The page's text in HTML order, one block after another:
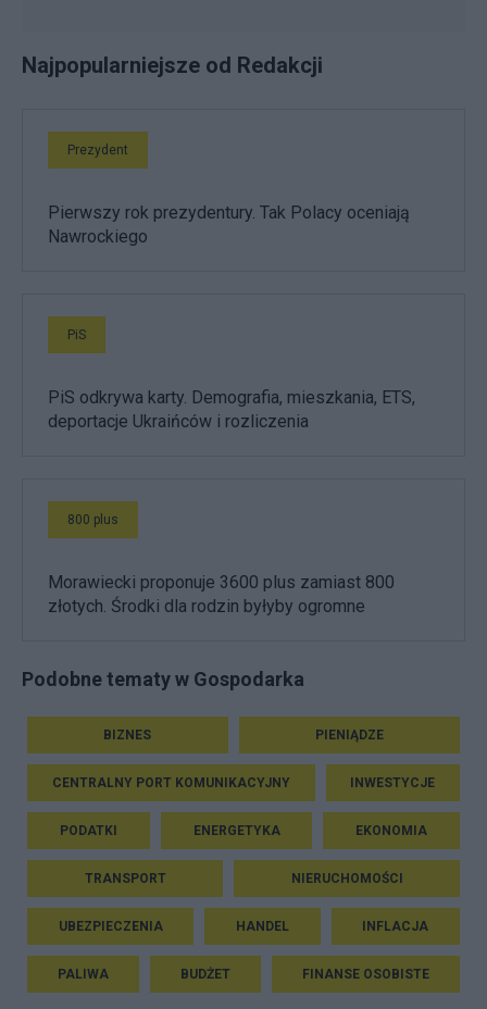
Najpopularniejsze od Redakcji
Prezydent
Pierwszy rok prezydentury. Tak Polacy oceniają
Nawrockiego
PiS
PiS odkrywa karty. Demografia, mieszkania, ETS,
deportacje Ukraińców i rozliczenia
800 plus
Morawiecki proponuje 3600 plus zamiast 800
złotych. Środki dla rodzin byłyby ogromne
Podobne tematy w Gospodarka
BIZNES PIENIĄDZE
CENTRALNY PORT KOMUNIKACYJNY INWESTYCJE
PODATKI ENERGETYKA EKONOMIA
TRANSPORT NIERUCHOMOŚCI
UBEZPIECZENIA HANDEL INFLACJA
PALIWA BUDŻET FINANSE OSOBISTE